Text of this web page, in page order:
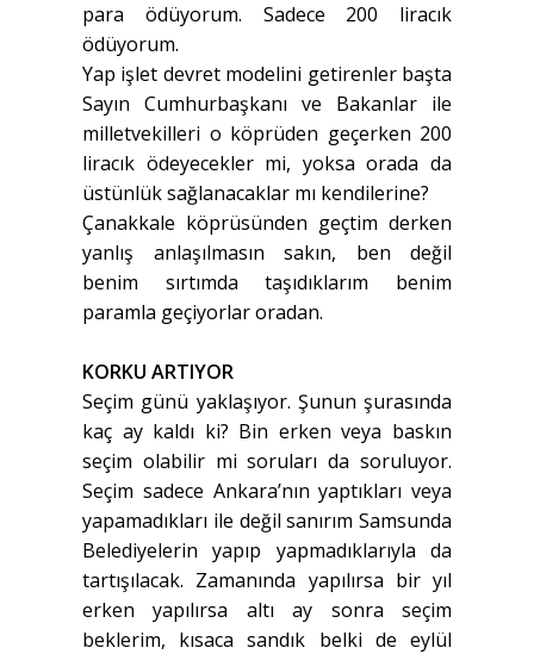
para ödüyorum. Sadece 200 liracık
ödüyorum.
Yap işlet devret modelini getirenler başta
Sayın Cumhurbaşkanı ve Bakanlar ile
milletvekilleri o köprüden geçerken 200
liracık ödeyecekler mi, yoksa orada da
üstünlük sağlanacaklar mı kendilerine?
Çanakkale köprüsünden geçtim derken
yanlış anlaşılmasın sakın, ben değil
benim sırtımda taşıdıklarım benim
paramla geçiyorlar oradan.
KORKU ARTIYOR
Seçim günü yaklaşıyor. Şunun şurasında
kaç ay kaldı ki? Bin erken veya baskın
seçim olabilir mi soruları da soruluyor.
Seçim sadece Ankara’nın yaptıkları veya
yapamadıkları ile değil sanırım Samsunda
Belediyelerin yapıp yapmadıklarıyla da
tartışılacak. Zamanında yapılırsa bir yıl
erken yapılırsa altı ay sonra seçim
beklerim, kısaca sandık belki de eylül